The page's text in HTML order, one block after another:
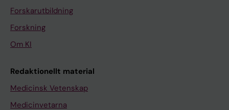
Forskarutbildning
Forskning
Om KI
Redaktionellt material
Medicinsk Vetenskap
Medicinvetarna